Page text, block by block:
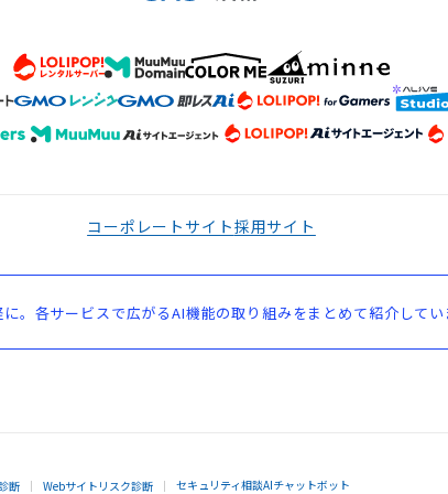
コーポレートサイト採用サイト
。各サービスで広がるAI機能の取り組みをまとめて紹介して
断 Webサイトリスク診断 セキュリティ相談AIチャットボット